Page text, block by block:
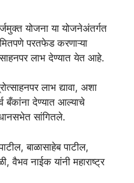
योजना या योजनेअंतर्गत
परतफेड करणाऱ्या
लाभ देण्यात येत आहे.
लाभ द्यावा, अशा
बँकांना देण्यात आल्याचे
सांगितले.
बाळासाहेब पाटील,
वैभव नाईक यांनी महाराष्ट्र